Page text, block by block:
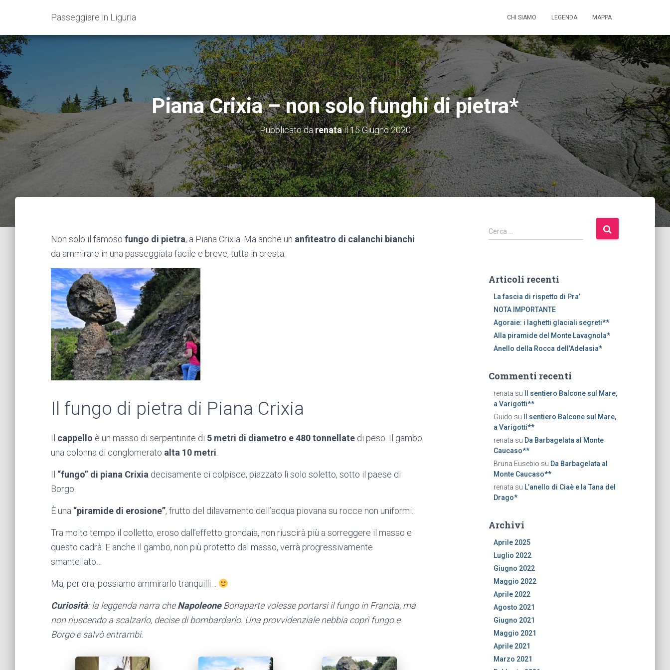
Passeggiare in Liguria CHI SIAMO LEGENDA MAPPA
Piana Crixia – non solo funghi di pietra*
Pubblicato darenatail15 Giugno 2020
Non solo il famoso fungo di pietra, a Piana Crixia. Ma anche un anfiteatro di calanchi bianchi
da ammirare in una passeggiata facile e breve, tutta in cresta.
Il fungo di pietra di Piana Crixia
Il cappello è un masso di serpentinite di 5 metri di diametro e 480 tonnellate di peso. Il gambo
una colonna di conglomerato alta 10 metri
Il “fungo” di piana Crixia decisamente ci colpisce, piazzato lì solo soletto, sotto il paese di
Borgo.
È una “piramide di erosione”, frutto del dilavamento dell’acqua piovana su rocce non uniformi.
Tra molto tempo il colletto, eroso dall’effetto grondaia, non riuscirà più a sorreggere il masso e
questo cadrà. E anche il gambo, non più protetto dal masso, verrà progressivamente
smantellato…
Ma, per ora, possiamo ammirarlo tranquilli…
Curiosità: la leggenda narra cheNapoleoneBonaparte volesse portarsi il fungo in Francia, ma
non riuscendo a scalzarlo, decise di bombardarlo. Una provvidenziale nebbia coprì fungo e
Borgo e salvò entrambi.
R
i
c
Cerca …
Articoli recenti
La fascia di rispetto di Pra’
NOTA IMPORTANTE
Agoraie: i laghetti glaciali segreti**
Alla piramide del Monte Lavagnola*
Anello della Rocca dell’Adelasia*
Commenti recenti
renata su
Il sentiero Balcone sul Mare,
a Varigotti**
Guido su
Il sentiero Balcone sul Mare,
a Varigotti**
renata su Da Barbagelata al Monte
Caucaso**
Bruna Eusebio su Da Barbagelata al
Monte Caucaso**
renata su L’anello di Ciaè e la Tana del
Drago*
Archivi
Aprile 2025
Luglio 2022
Giugno 2022
Maggio 2022
Aprile 2022
Agosto 2021
Giugno 2021
Maggio 2021
Aprile 2021
Marzo 2021